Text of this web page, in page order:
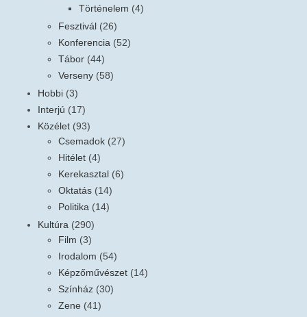
Történelem (4)
Fesztivál (26)
Konferencia (52)
Tábor (44)
Verseny (58)
Hobbi (3)
Interjú (17)
Közélet (93)
Csemadok (27)
Hitélet (4)
Kerekasztal (6)
Oktatás (14)
Politika (14)
Kultúra (290)
Film (3)
Irodalom (54)
Képzőművészet (14)
Színház (30)
Zene (41)